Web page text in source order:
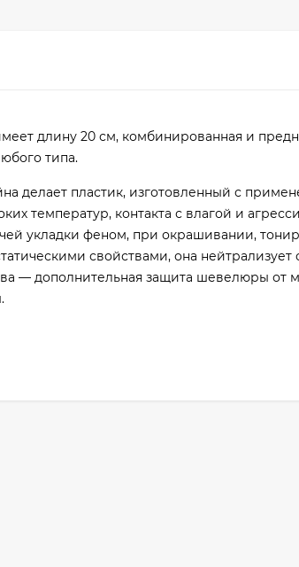
длину 20 см, комбинированная и
типа.
делает пластик, изготовленный с
температур, контакта с влагой и
укладки феном, при окрашивании,
свойствами, она нейтрализует
— дополнительная защита шевелюры от